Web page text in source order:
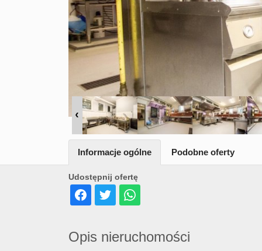
Udostępnij ofertę
Informacje ogólne Podobne oferty
Opis nieruchomości